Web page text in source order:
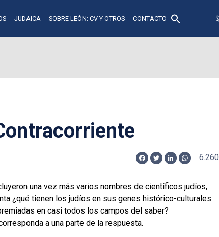
JUDAICA SOBRE LEÓN: CV Y OTROS CONTACTO
Facebook
TwitterLinkedInWhatsApp
6.260
una vez más varios nombres de científicos judíos,
¿qué tienen los judíos en sus genes histórico-culturales
en casi todos los campos del saber?
a una parte de la respuesta.